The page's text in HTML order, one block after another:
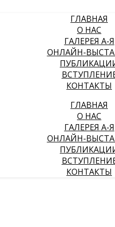
ГЛАВНАЯ
О НАС
ГАЛЕРЕЯ А-Я
ОНЛАЙН-
КОНТАКТЫ
ГЛАВНАЯ
О НАС
ГАЛЕРЕЯ А-Я
ОНЛАЙН-
КОНТАКТЫ